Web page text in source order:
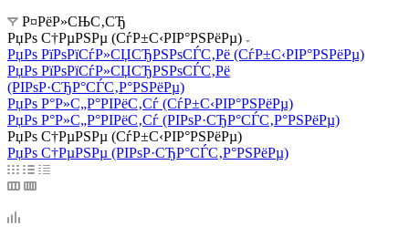
Р¤РёР»СЊС‚СЂ
РџРѕ С†РµРЅРµ (СѓР±С‹РІР°РЅРёРµ)
РџРѕ РїРѕРїСѓР»СЏСЂРЅРѕСЃС‚Рё (СѓР±С‹РІР°РЅРёРµ)
РџРѕ РїРѕРїСѓР»СЏСЂРЅРѕСЃС‚Рё
(РІРѕР·СЂР°СЃС‚Р°РЅРёРµ)
РџРѕ Р°Р»С„Р°РІРёС‚Сѓ (СѓР±С‹РІР°РЅРёРµ)
РџРѕ Р°Р»С„Р°РІРёС‚Сѓ (РІРѕР·СЂР°СЃС‚Р°РЅРёРµ)
РџРѕ С†РµРЅРµ (СѓР±С‹РІР°РЅРёРµ)
РџРѕ С†РµРЅРµ (РІРѕР·СЂР°СЃС‚Р°РЅРёРµ)